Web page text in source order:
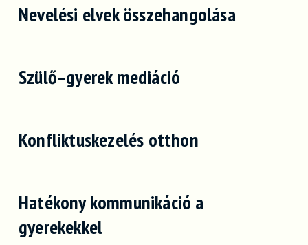
Nevelési elvek összehangolása
Szülő–gyerek mediáció
Konfliktuskezelés otthon
Hatékony kommunikáció a
gyerekekkel